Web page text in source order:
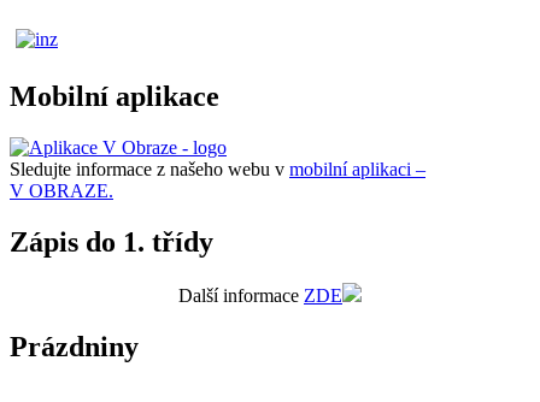
Mobilní aplikace
Sledujte informace z našeho webu v mobilní aplikaci –
V OBRAZE.
Zápis do 1. třídy
Další informace ZDE
Prázdniny